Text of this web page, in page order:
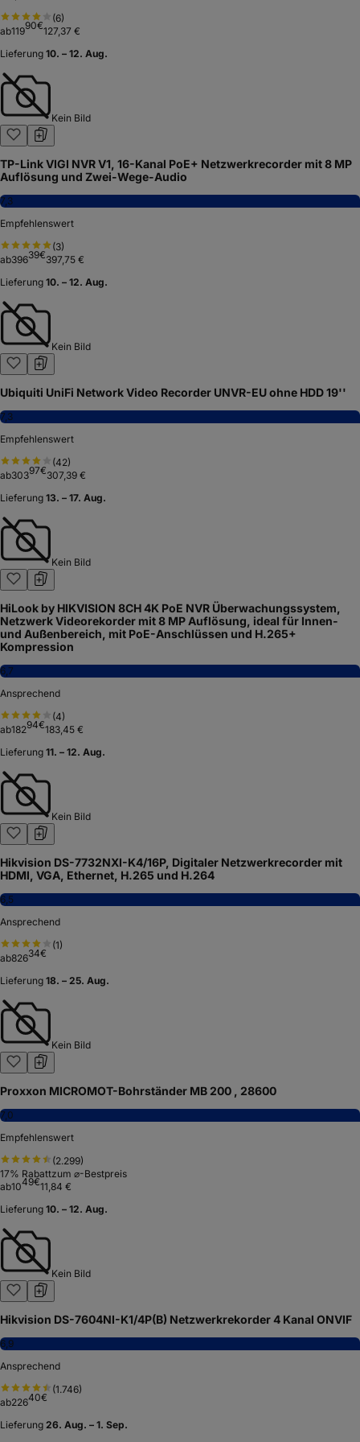
(6)
ab11990€127,37 €
Lieferung 10. – 12. Aug.
Kein Bild
TP-Link VIGI NVR V1, 16-Kanal PoE+ Netzwerkrecorder mit 8 MP
Auflösung und Zwei-Wege-Audio
7,3
Empfehlenswert
(3)
ab39639€397,75 €
Lieferung 10. – 12. Aug.
Kein Bild
Ubiquiti UniFi Network Video Recorder UNVR-EU ohne HDD 19''
7,3
Empfehlenswert
(42)
ab30397€307,39 €
Lieferung 13. – 17. Aug.
Kein Bild
HiLook by HIKVISION 8CH 4K PoE NVR Überwachungssystem,
Netzwerk Videorekorder mit 8 MP Auflösung, ideal für Innen-
und Außenbereich, mit PoE-Anschlüssen und H.265+
Kompression
6,7
Ansprechend
(4)
ab18294€183,45 €
Lieferung 11. – 12. Aug.
Kein Bild
Hikvision DS-7732NXI-K4/16P, Digitaler Netzwerkrecorder mit
HDMI, VGA, Ethernet, H.265 und H.264
6,5
Ansprechend
(1)
ab82634€
Lieferung 18. – 25. Aug.
Kein Bild
Proxxon MICROMOT-Bohrständer MB 200 , 28600
7,0
Empfehlenswert
(2.299)
17% Rabattzum ⌀-Bestpreis
ab1049€11,84 €
Lieferung 10. – 12. Aug.
Kein Bild
Hikvision DS-7604NI-K1/4P(B) Netzwerkrekorder 4 Kanal ONVIF
6,9
Ansprechend
(1.746)
ab22640€
Lieferung 26. Aug. – 1. Sep.